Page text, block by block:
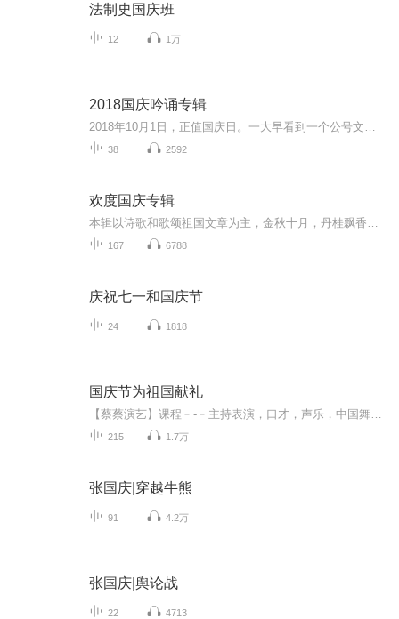
法制史国庆班
12 1万
2018国庆吟诵专辑
38 2592
欢度国庆专辑
167 6788
庆祝七一和国庆节
24 1818
国庆节为祖国献礼
215 1.7万
张国庆|穿越牛熊
91 4.2万
张国庆|舆论战
22 4713